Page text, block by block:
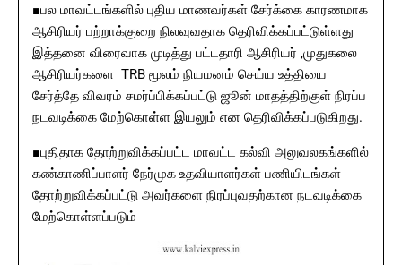
■பல மாவட்டங்களில் புதிய மாணவர்கள் சேர்க்கை காரணமாக
ஆசிரியர் பற்றாக்குறை நிலவுவதாக தெரிவிக்கப்பட்டுள்ளது
இத்தனை விரைவாக முடித்து பட்டதாரி ஆசிரியர் ,முதுகலை
ஆசிரியர்களை TRB மூலம் நியமனம் செய்ய உத்தியை
சேர்த்தே விவரம் சமர்ப்பிக்கப்பட்டு ஜூன் மாதத்திற்குள் நிரப்ப
நடவடிக்கை மேற்கொள்ள இயலும் என தெரிவிக்கப்படுகிறது.
■புதிதாக தோற்றுவிக்கப்பட்ட மாவட்ட கல்வி அலுவலகங்களில்
கண்காணிப்பாளர் நேர்முக உதவியாளர்கள் பணியிடங்கள்
தோற்றுவிக்கப்பட்டு அவர்களை நிரப்புவதற்கான நடவடிக்கை
மேற்கொள்ளப்படும்